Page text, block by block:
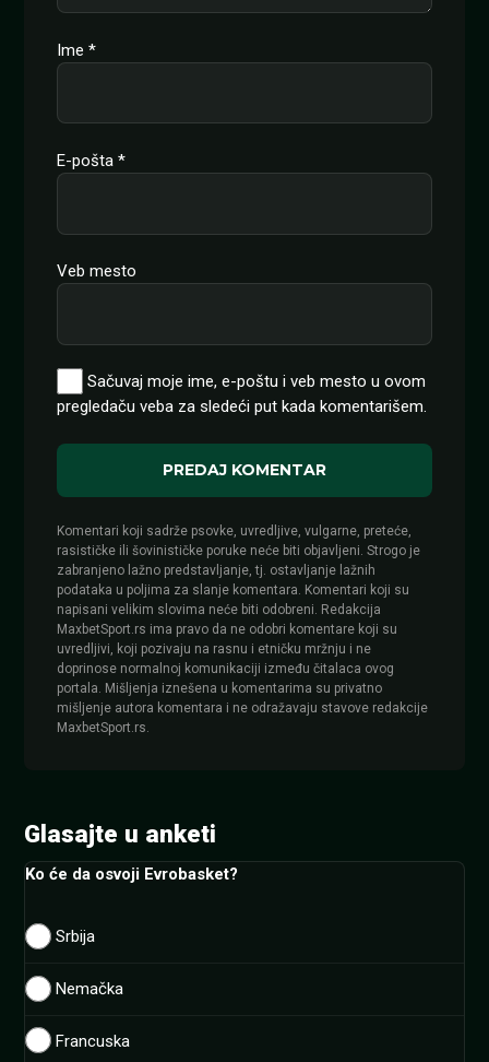
Ime *
E-pošta *
Veb mesto
Sačuvaj moje ime, e-poštu i veb mesto u ovom
pregledaču veba za sledeći put kada komentarišem.
Komentari koji sadrže psovke, uvredljive, vulgarne, preteće,
rasističke ili šovinističke poruke neće biti objavljeni. Strogo je
zabranjeno lažno predstavljanje, tj. ostavljanje lažnih
podataka u poljima za slanje komentara. Komentari koji su
napisani velikim slovima neće biti odobreni. Redakcija
MaxbetSport.rs ima pravo da ne odobri komentare koji su
uvredljivi, koji pozivaju na rasnu i etničku mržnju i ne
doprinose normalnoj komunikaciji između čitalaca ovog
portala. Mišljenja iznešena u komentarima su privatno
mišljenje autora komentara i ne odražavaju stavove redakcije
MaxbetSport.rs.
Glasajte u anketi
Ko će da osvoji Evrobasket?
Srbija
Nemačka
Francuska